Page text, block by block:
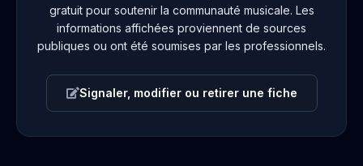
gratuit pour soutenir la communauté musicale. Les
informations affichées proviennent de sources
publiques ou ont été soumises par les professionnels.
Signaler, modifier ou retirer une fiche